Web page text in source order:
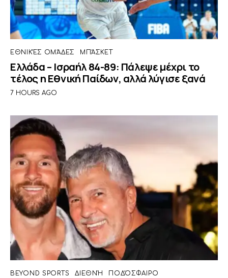
ΕΘΝΙΚΈΣ ΟΜΆΔΕΣ ΜΠΆΣΚΕΤ
Ελλάδα – Ισραήλ 84-89: Πάλεψε μέχρι το
τέλος η Εθνική Παίδων, αλλά λύγισε ξανά
7 HOURS AGO
BEYOND SPORTS ΔΙΕΘΝΉ ΠΟΔΌΣΦΑΙΡΟ